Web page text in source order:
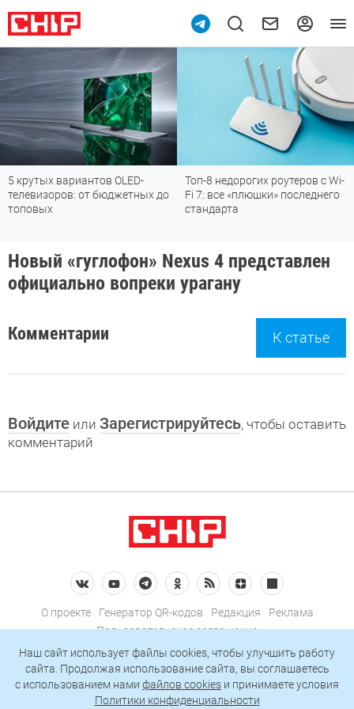
вариантов OLED-
от бюджетных до
Топ-8 недорогих роутеров с Wi-
Fi 7: все «плюшки» последнего
стандарта
Новый «гуглофон» Nexus 4 представлен
официально вопреки урагану
Комментарии К статье
Войдите или Зарегистрируйтесь, чтобы оставить
комментарий
О проекте Генератор QR-кодов Редакция
Реклама
Пользовательское соглашение
Политика конфиденциальности
Подписаться на рассылку
Наш сайт использует файлы cookies, чтобы улучшить работу
сайта. Продолжая использование сайта, вы соглашаетесь
c использованием нами файлов cookies и принимаете условия
Политики конфиденциальности